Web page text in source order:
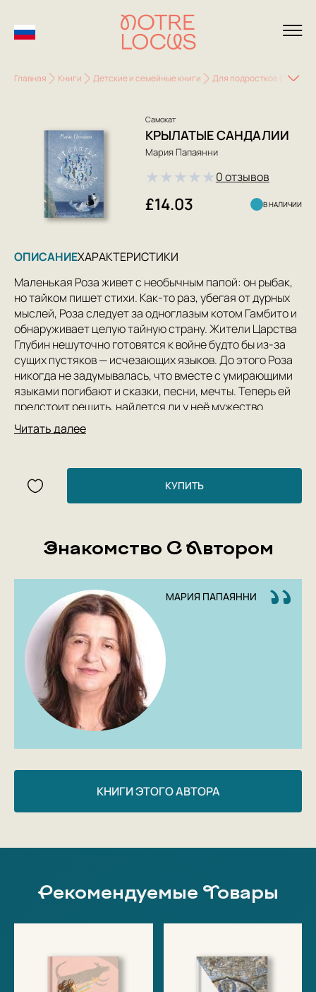
Главная Книги Детские и семейные книги Для подростков (15-18
Самокат
КРЫЛАТЫЕ САНДАЛИИ
Мария Папаянни
★★★★★0 отзывов
£14.03 В НАЛИЧИИ
ОПИСАНИЕХАРАКТЕРИСТИКИ
Маленькая Роза живет с необычным папой: он рыбак,
но тайком пишет стихи. Как-то раз, убегая от дурных
мыслей, Роза следует за одноглазым котом Гамбито и
обнаруживает целую тайную страну. Жители Царства
Глубин нешуточно готовятся к войне будто бы из-за
сущих пустяков — исчезающих языков. До этого Роза
никогда не задумывалась, что вместе с умирающими
языками погибают и сказки, песни, мечты. Теперь ей
предстоит решить, найдется ли у неё мужество
выстоять и в сражениях на улицах родного города.
Книгу «Крылатые
Правдивая сказка от Марии Папаянни, автора
бестселлера «Одинокое дерево», о девочке,
проблемами, но, надев незримые крылатые
сандалии, смело их преодолевает;
Книга, которая напоминает о том, как важно
вставать на защиту слабых, помнить свои корни
и верить в достойную мечту;
Искусное переплетение реальности и сказки;
Смелый оригинальный сюжет со множеством
отсылок к мировой литературе и поэзии;
Мария Папаянни дважды номинирована на
премию памяти Астрид Линдргрен.
Читать далее
КУПИТЬ
Знакомство С Автором
МАРИЯ ПАПАЯННИ
КНИГИ ЭТОГО АВТОРА
Рекомендуемые Товары